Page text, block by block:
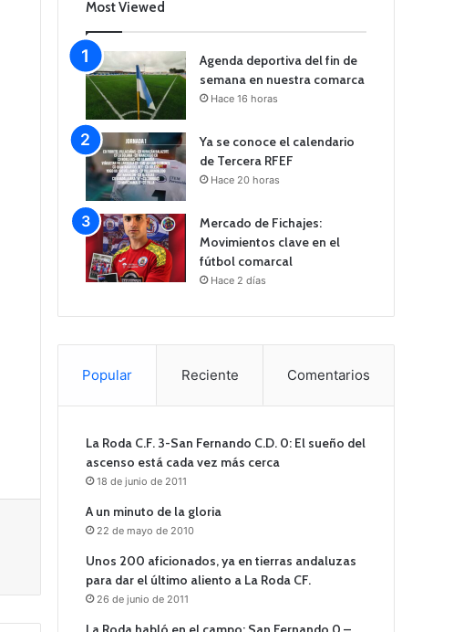
Most Viewed
Agenda deportiva del fin de
semana en nuestra comarca
Hace 16 horas
Ya se conoce el calendario
de Tercera RFEF
Hace 20 horas
Mercado de Fichajes:
Movimientos clave en el
fútbol comarcal
Hace 2 días
Popular Reciente Comentarios
La Roda C.F. 3-San Fernando C.D. 0: El sueño del
ascenso está cada vez más cerca
18 de junio de 2011
A un minuto de la gloria
22 de mayo de 2010
Unos 200 aficionados, ya en tierras andaluzas
para dar el último aliento a La Roda CF.
26 de junio de 2011